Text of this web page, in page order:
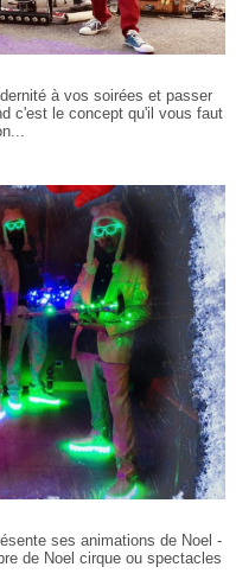
à vos soirées et passer
c'est le concept qu'il vous faut
ses animations de Noel -
de Noel cirque ou spectacles